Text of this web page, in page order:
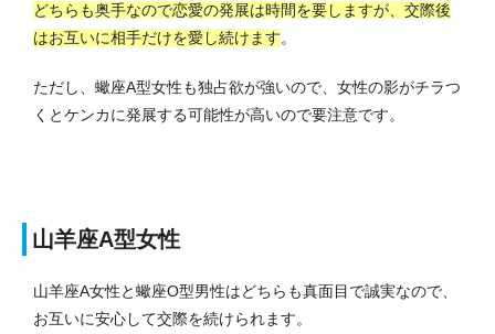
どちらも奥手なので恋愛の発展は時間を要しますが、交際後
はお互いに相手だけを愛し続けます。
ただし、蠍座A型女性も独占欲が強いので、女性の影がチラつ
くとケンカに発展する可能性が高いので要注意です。
山羊座A型女性
山羊座A女性と蠍座O型男性はどちらも真面目で誠実なので、
お互いに安心して交際を続けられます。